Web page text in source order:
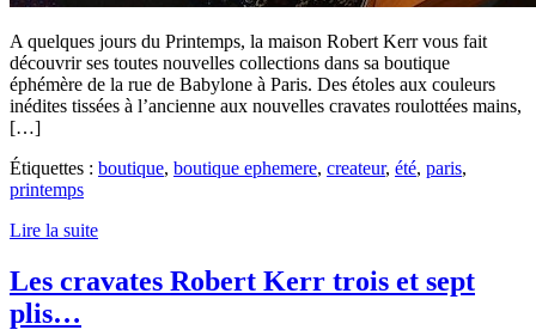
A quelques jours du Printemps, la maison Robert Kerr vous fait
découvrir ses toutes nouvelles collections dans sa boutique
éphémère de la rue de Babylone à Paris. Des étoles aux couleurs
inédites tissées à l’ancienne aux nouvelles cravates roulottées mains,
[…]
Étiquettes : boutique, boutique ephemere, createur, été, paris,
printemps
Lire la suite
Les cravates Robert Kerr trois et sept
plis…